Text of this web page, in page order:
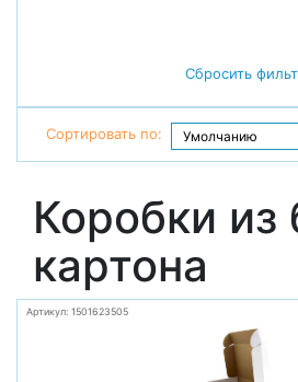
Сбросить
Сортировать по:
Коробки из
картона
Артикул: 1501623505